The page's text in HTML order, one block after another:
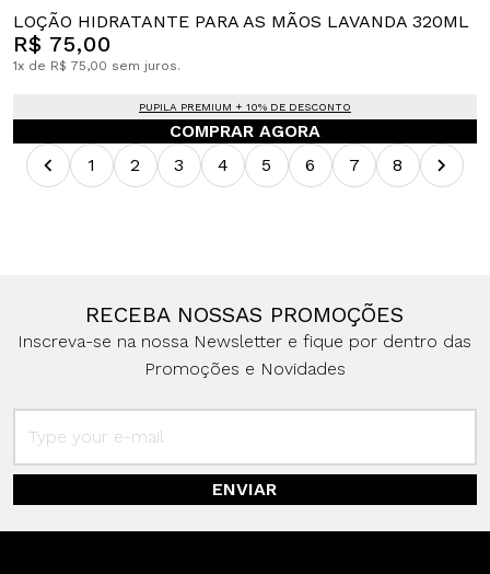
LOÇÃO HIDRATANTE PARA AS MÃOS LAVANDA 320ML
R$ 75,00
1x de R$ 75,00 sem juros.
PUPILA PREMIUM + 10% DE DESCONTO
COMPRAR AGORA
1
2 3 4 5 6 7 8
RECEBA NOSSAS PROMOÇÕES
Inscreva-se na nossa Newsletter e fique por dentro das
Promoções e Novidades
ENVIAR